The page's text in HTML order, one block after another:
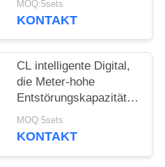
meter-RS485
MOQ:5sets
KONTAKT
CL intelligente Digital,
die Meter-hohe
Entstörungskapazität
RS485 LED-Anzeige
zählt
MOQ:5sets
KONTAKT